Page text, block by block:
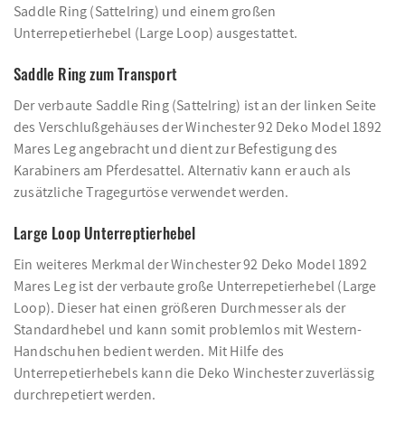
Saddle Ring (Sattelring) und einem großen
Unterrepetierhebel (Large Loop) ausgestattet.
Saddle Ring zum Transport
Der verbaute Saddle Ring (Sattelring) ist an der linken Seite
des Verschlußgehäuses der Winchester 92 Deko Model 1892
Mares Leg angebracht und dient zur Befestigung des
Karabiners am Pferdesattel. Alternativ kann er auch als
zusätzliche Tragegurtöse verwendet werden.
Large Loop Unterreptierhebel
Ein weiteres Merkmal der Winchester 92 Deko Model 1892
Mares Leg ist der verbaute große Unterrepetierhebel (Large
Loop). Dieser hat einen größeren Durchmesser als der
Standardhebel und kann somit problemlos mit Western-
Handschuhen bedient werden. Mit Hilfe des
Unterrepetierhebels kann die Deko Winchester zuverlässig
durchrepetiert werden.